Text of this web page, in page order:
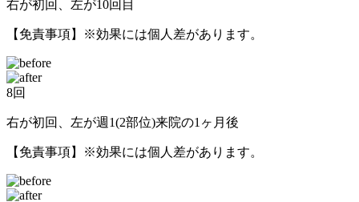
右が初回、左が10回目
【免責事項】※効果には個人差があります。
8回
右が初回、左が週1(2部位)来院の1ヶ月後
【免責事項】※効果には個人差があります。